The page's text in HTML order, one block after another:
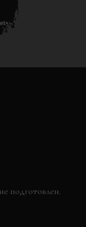
подготовлен.